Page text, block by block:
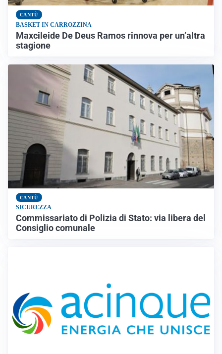
CANTÙ
BASKET IN CARROZZINA
Maxcileide De Deus Ramos rinnova per un’altra
stagione
CANTÙ
SICUREZZA
Commissariato di Polizia di Stato: via libera del
Consiglio comunale